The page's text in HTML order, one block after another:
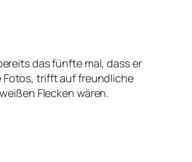
das fünfte mal, dass er
Fotos, trifft auf freundliche
Flecken wären.